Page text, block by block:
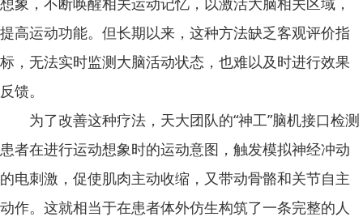
提高运动功能。但长期以来，这种方法缺乏客观评价指
标，无法实时监测大脑活动状态，也难以及时进行效果
反馈。
为了改善这种疗法，天大团队的“神工”脑机接口检测
患者在进行运动想象时的运动意图，触发模拟神经冲动
的电刺激，促使肌肉主动收缩，又带动骨骼和关节自主
动作。这就相当于在患者体外仿生构筑了一条完整的人